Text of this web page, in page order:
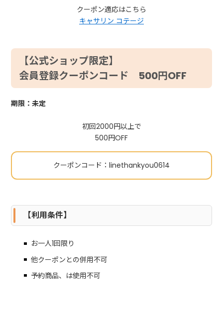
クーポン適応はこちら
キャサリン コテージ
【公式ショップ限定】
会員登録クーポンコード 500円OFF
期限：未定
初回2000円以上で
500円OFF
クーポンコード：linethankyou0614
【利用条件】
お一人1回限り
他クーポンとの併用不可
予約商品、は使用不可